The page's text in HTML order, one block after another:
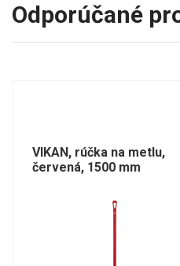
Odporúčané
VIKAN, rúčka na metlu,
červená, 1500 mm